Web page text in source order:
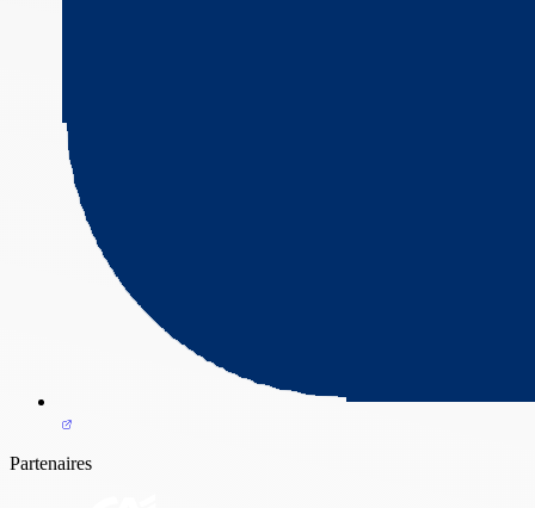
Partenaires